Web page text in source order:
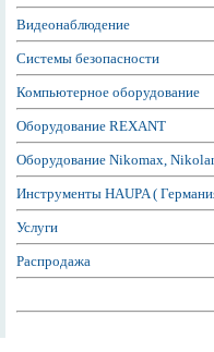
Видеонаблюдение
Системы безопасности
Компьютерное оборудование
Оборудование REXANT
Оборудование Nikomax,
Инструменты HAUPA (
Услуги
Распродажа